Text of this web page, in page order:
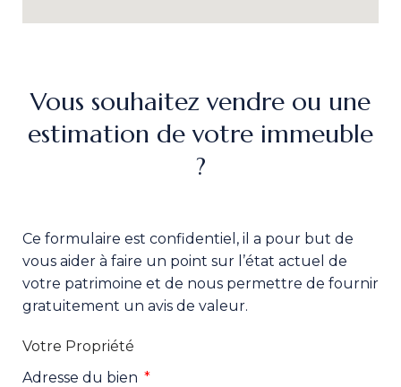
Vous souhaitez vendre ou une
estimation de votre immeuble
?
Ce formulaire est confidentiel, il a pour but de
vous aider à faire un point sur l’état actuel de
votre patrimoine et de nous permettre de fournir
gratuitement un avis de valeur.
Votre Propriété
Adresse du bien